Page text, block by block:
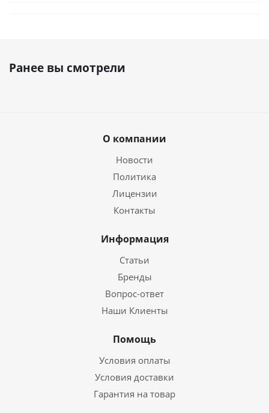
Ранее вы смотрели
О компании
Новости
Политика
Лицензии
Контакты
Информация
Статьи
Бренды
Вопрос-ответ
Наши Клиенты
Помощь
Условия оплаты
Условия доставки
Гарантия на товар